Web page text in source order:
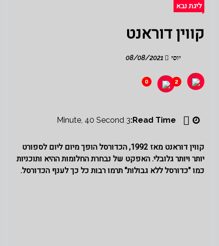
ליגת נבא
קווין דוראנט
יוסי
2
0
Read Time:
3 Minute, 40 Second
קווין דוראנט מאז 1992, הכדורסל הופך מיום ליום לספורט
יותר ויותר גלובלי. האפקט של נבחרת החלומות ההיא ותוכניות
כמו "כדורסל ללא גבולות" תרמו רבות כל כך לענף הכדורסל.